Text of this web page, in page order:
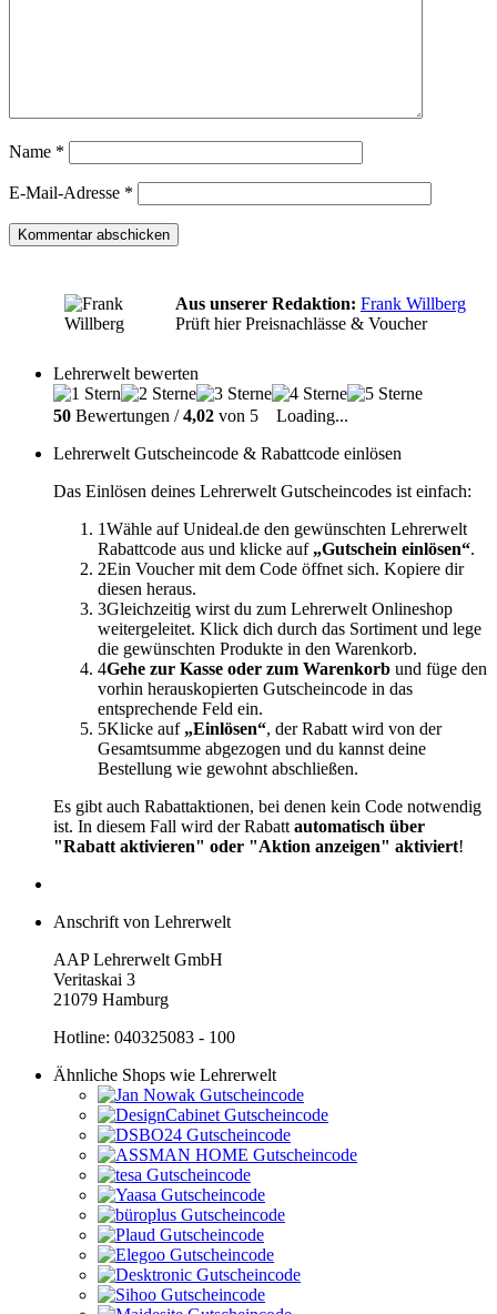
Name *
E-Mail-Adresse *
Aus unserer Redaktion: Frank Willberg
Prüft hier Preisnachlässe & Voucher
Lehrerwelt bewerten
50 Bewertungen /4,02 von 5
Loading...
Lehrerwelt Gutscheincode & Rabattcode einlösen
Das Einlösen deines Lehrerwelt Gutscheincodes ist einfach:
1Wähle auf Unideal.de den gewünschten Lehrerwelt
Rabattcode aus und klicke auf „Gutschein einlösen“.
2Ein Voucher mit dem Code öffnet sich. Kopiere dir
diesen heraus.
3Gleichzeitig wirst du zum Lehrerwelt Onlineshop
weitergeleitet. Klick dich durch das Sortiment und lege
die gewünschten Produkte in den Warenkorb.
4Gehe zur Kasse oder zum Warenkorb und füge den
vorhin herauskopierten Gutscheincode in das
entsprechende Feld ein.
5Klicke auf „Einlösen“, der Rabatt wird von der
Gesamtsumme abgezogen und du kannst deine
Bestellung wie gewohnt abschließen.
Es gibt auch Rabattaktionen, bei denen kein Code notwendig
ist. In diesem Fall wird der Rabatt automatisch über
"Rabatt aktivieren" oder "Aktion anzeigen" aktiviert!
Anschrift von Lehrerwelt
AAP Lehrerwelt GmbH
Veritaskai 3
21079 Hamburg
Hotline: 040325083 - 100
Ähnliche Shops wie Lehrerwelt